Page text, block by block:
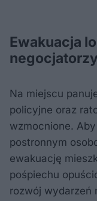
Ewakuacja
Na miejscu
policyjne oraz
wzmocnione.
postronnym
ewakuację
pośpiechu
rozwój wydarzeń